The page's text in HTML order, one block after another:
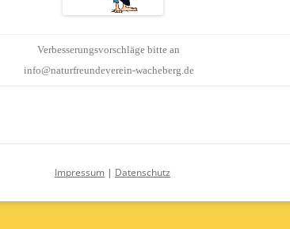
Verbesserungsvorschläge bitte an
info@naturfreundeverein-wacheberg.de
Impressum | Datenschutz